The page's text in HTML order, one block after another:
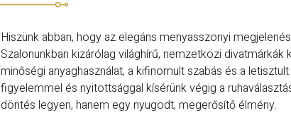
Hiszünk abban, hogy az elegáns menyasszonyi
Szalonunkban kizárólag világhírű, nemzetközi
minőségi anyaghasználat, a kifinomult szabás és a
figyelemmel és nyitottsággal kísérünk végig a
döntés legyen, hanem egy nyugodt, megerősítő élmény.